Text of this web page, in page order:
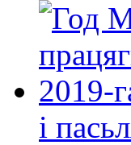
і